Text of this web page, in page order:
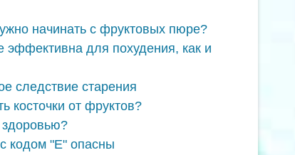
начинать с фруктовых пюре?
эффективна для похудения, как и
следствие старения
косточки от фруктов?
кодом "Е" опасны